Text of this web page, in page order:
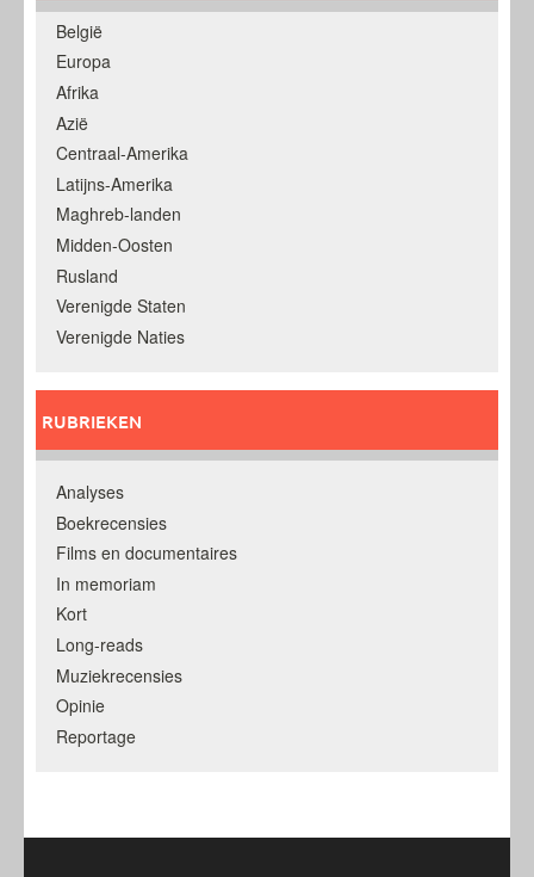
België
Europa
Afrika
Azië
Centraal-Amerika
Latijns-Amerika
Maghreb-landen
Midden-Oosten
Rusland
Verenigde Staten
Verenigde Naties
RUBRIEKEN
Analyses
Boekrecensies
Films en documentaires
In memoriam
Kort
Long-reads
Muziekrecensies
Opinie
Reportage